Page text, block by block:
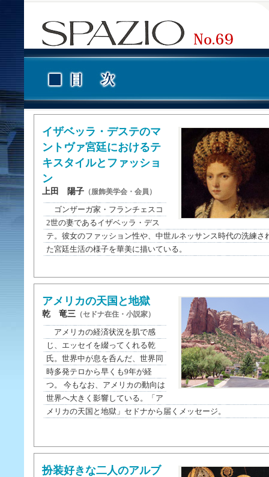
イザベッラ・デステのマ
ントヴァ宮廷におけるテ
キスタイルとファッショ
ン
上田 陽子 （服飾美学会・会員）
ゴンザーガ家・フランチェスコ
2世の妻であるイザベッラ・デス
テ。彼女のファッション性や、中世ルネッサンス時代の洗練さ
た宮廷生活の様子を華美に描いている。
アメリカの天国と地獄
乾 竜三 （セドナ在住・小説家）
アメリカの経済状況を肌で感
じ、エッセイを綴ってくれる乾
氏。世界中が息を呑んだ、世界同
時多発テロから早くも9年が経
つ。 今もなお、アメリカの動向は
世界へ大きく影響している。「ア
メリカの天国と地獄」セドナから届くメッセージ。
扮装好きな二人のアルブ